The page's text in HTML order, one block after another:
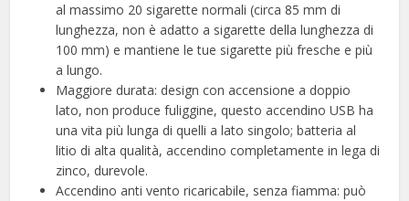
al massimo 20 sigarette normali (circa 85 mm di
lunghezza, non è adatto a sigarette della lunghezza di
100 mm) e mantiene le tue sigarette più fresche e più
a lungo.
Maggiore durata: design con accensione a doppio
lato, non produce fuliggine, questo accendino USB ha
una vita più lunga di quelli a lato singolo; batteria al
litio di alta qualità, accendino completamente in lega di
zinco, durevole.
Accendino anti vento ricaricabile, senza fiamma: può